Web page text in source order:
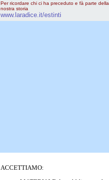
Per ricordare chi ci ha preceduto e fà parte della
nostra storia
www.laradice.it/estinti
ACCETTIAMO: